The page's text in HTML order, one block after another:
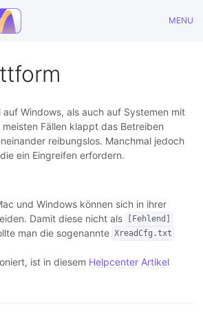
MENU
Windows, als auch auf Systemen mit
Fällen klappt das Betreiben
reibungslos. Manchmal jedoch
ein Eingreifen erfordern.
und Windows können sich in ihrer
Damit diese nicht als
[Fehlend]
man die sogenannte XreadCfg.txt
ist in diesem Helpcenter Artikel